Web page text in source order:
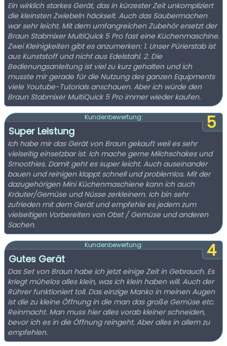
Ein wirklich starkes Gerät, das in kürzester Zeit unkompliziert
die kleinsten Zwiebeln häckselt. Auch das Saubermachen
war sehr leicht. Mit dem umfangreichen Zubehör ersetzt der
Braun Stabmixer MultiQuick 5 Pro fast eine Küchenmaschine.
Zwei Kleinigkeiten gibt es anzumerken: 1. Unser Pürierstab ist
aus Kunststoff und nicht aus Edelstahl. 2. Die
Bedienungsanleitung ist viel zu kurz gehalten und ich
musste mir gerade für die Nutzung des ganzen Equipments
viele Youtube-Tutorials anschauen. Aber ich würde den
Braun Stabmixer MultiQuick 5 Pro immer wieder kaufen.
5
Kundenbewertung:
Super Leistung
Ich habe mir das Gerät von Braun gekauft weil es sehr
vielseitig einsetzbar ist. Ich mache gerne Milchschakes und
Smoothies. Damit geht es super leicht. Auch auseinander
bauen und reinigen klappt schnell und problemlos. Mit der
dazugehörigen Mini Küchenmaschiene kann ich auch
Kräuter/Gemüse und Nüsse zerkleinern. Ich bin sehr
zufrieden mit dem Gerät und empfehle es jedem zum
vielseitigen Vorbereiten von Obst / Gemüse und anderen
Sachen.
4
Kundenbewertung:
Gutes Gerät
Das Set von Braun habe ich jetzt einige Zeit in Gebrauch. Es
kriegt mühelos alles klein, was ich klein haben will. Auch der
Rührer funktioniert toll. Das einzige Manko in meinen Augen
ist die zu kleine Öffnung in die man das große Gemüse etc.
Reinmacht. Man muss hier alles vorab kleiner schneiden,
bevor ich es in die Öffnung reingeht. Aber alles in allem zu
empfehlen.